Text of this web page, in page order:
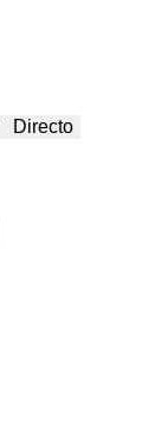
Directo